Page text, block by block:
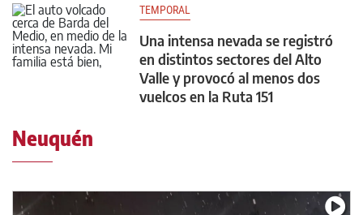
TEMPORAL
Una intensa nevada se registró
en distintos sectores del Alto
Valle y provocó al menos dos
vuelcos en la Ruta 151
Neuquén